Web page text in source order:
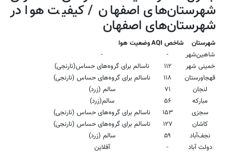
شهرستان‌های اصفهان / کیفیت هوا در
شهرستان‌های اصفهان
شهرستان شاخص AQI
وضعیت هوا
شاهین‌شهر
-
-
خمینی شهر
۱۱۲
ناسالم برای گروه‌های حساس(نارنجی)
قهجاورستان
۱۱۸
ناسالم برای گروه‌های حساس (نارنجی)
لنجان
۷۱
سالم (زرد)
مبارکه
۵۶
سالم(زرد)
سجزی
۱۵۳
ناسالم برای گروه‌های حساس (نارنجی)
کاشان
۱۲۷
ناسالم برای گروه‌های حساس (نارنجی)
نجف‌آباد
۵۹
سالم (زرد)
دولت آباد
-
آفلاین